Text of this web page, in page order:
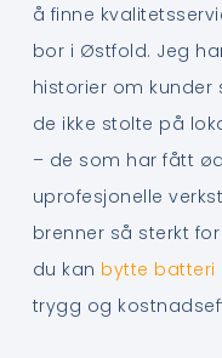
å finne
bor i Østfold. Jeg
historier om kunder
de ikke stolte på
– de som har fått
uprofesjonelle
brenner så sterkt
du kan bytte batteri
trygg og